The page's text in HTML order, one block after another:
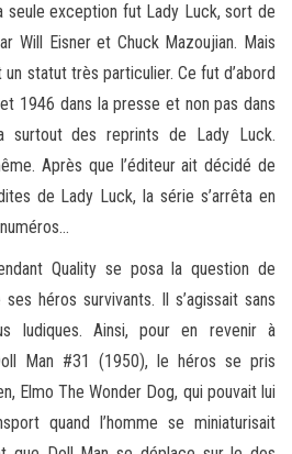
seule exception fut Lady Luck, sort de
Will Eisner et Chuck Mazoujian. Mais
statut très particulier. Ce fut d’abord
1946 dans la presse et non pas dans
surtout des reprints de Lady Luck.
Après que l’éditeur ait décidé de
de Lady Luck, la série s’arrêta en
Quality se posa la question de
ses héros survivants. Il s’agissait sans
ludiques. Ainsi, pour en revenir à
Man #31 (1950), le héros se pris
Elmo The Wonder Dog, qui pouvait lui
quand l’homme se miniaturisait